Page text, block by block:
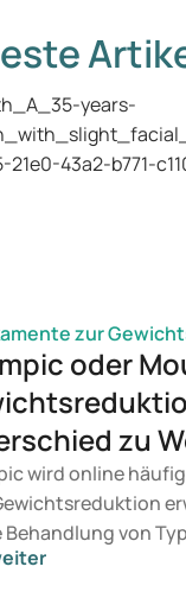
zur
oder
zu
wird online
Behandlung von
Suchen Sie